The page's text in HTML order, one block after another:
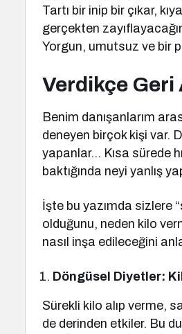
Tartı bir inip bir çıkar,
gerçekten
Yorgun, umutsuz ve bir
Verdikçe Geri
Benim danışanlarım
deneyen birçok kişi var.
yapanlar… Kısa sürede
baktığında neyi yanlış
İşte bu yazımda sizlere
olduğunu, neden kilo
nasıl inşa edileceğini
Döngüsel Diyetler:
Sürekli kilo alıp verme,
de derinden etkiler. Bu